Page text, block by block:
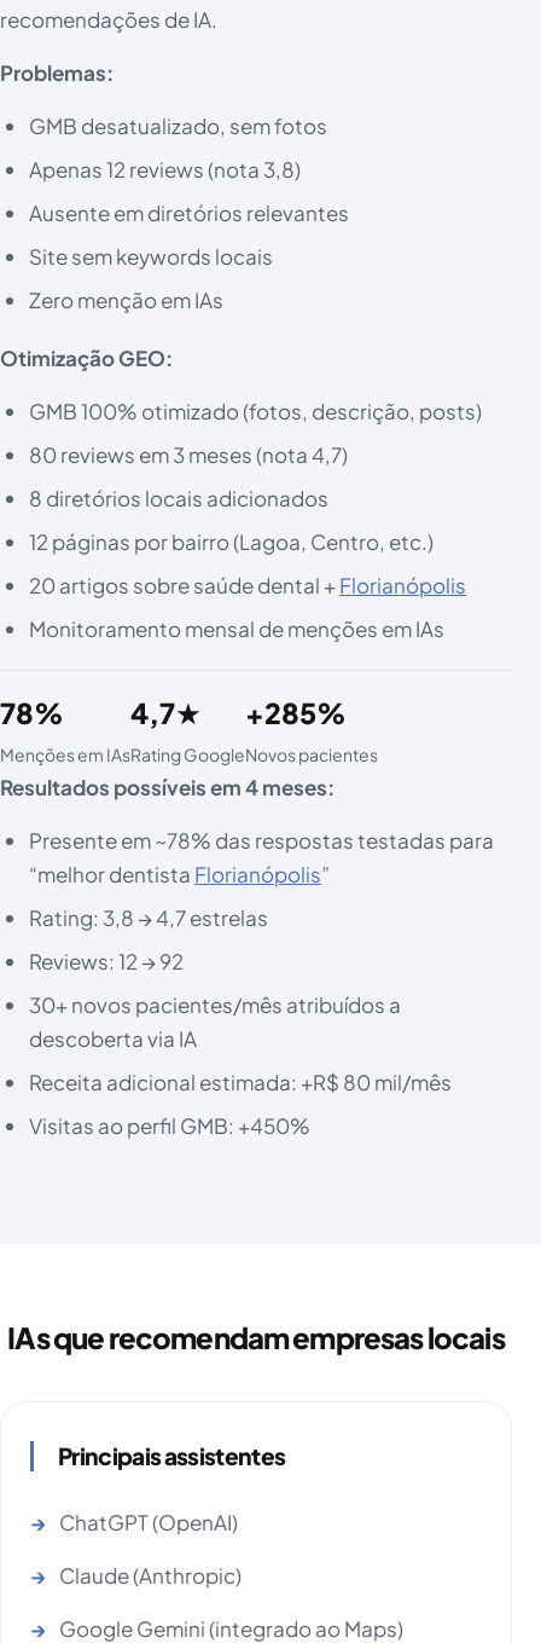
recomendações de IA.
Problemas:
GMB desatualizado, sem fotos
Apenas 12 reviews (nota 3,8)
Ausente em diretórios relevantes
Site sem keywords locais
Zero menção em IAs
Otimização GEO:
GMB 100% otimizado (fotos, descrição, posts)
80 reviews em 3 meses (nota 4,7)
8 diretórios locais adicionados
12 páginas por bairro (Lagoa, Centro, etc.)
20 artigos sobre saúde dental +Florianópolis
Monitoramento mensal de menções em IAs
78%
Menções em IAs
4,7★
Rating Google
+285%
Novos pacientes
Resultados possíveis em 4 meses:
Presente em ~78% das respostas testadas para
“melhor dentista Florianópolis”
Rating: 3,8 → 4,7 estrelas
Reviews: 12 → 92
30+ novos pacientes/mês atribuídos a
descoberta via IA
Receita adicional estimada: +R$ 80 mil/mês
Visitas ao perfil GMB: +450%
IAs que recomendam empresas locais
Principais assistentes
ChatGPT (OpenAI)
Claude (Anthropic)
Google Gemini (integrado ao Maps)